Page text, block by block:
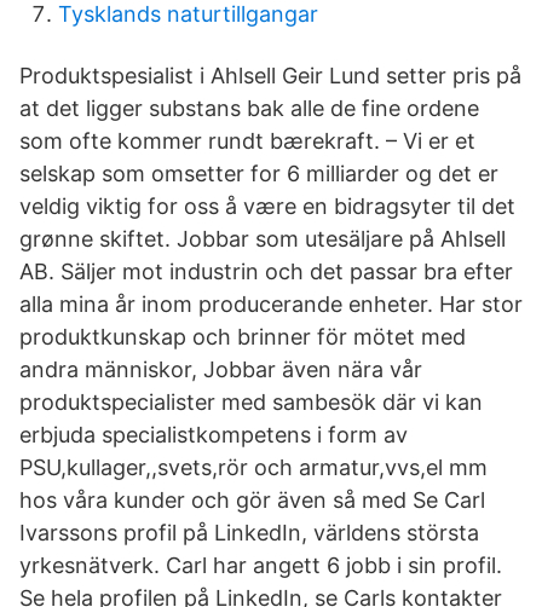
Tysklands naturtillgangar
Produktspesialist i Ahlsell Geir Lund setter pris på
at det ligger substans bak alle de fine ordene
som ofte kommer rundt bærekraft. – Vi er et
selskap som omsetter for 6 milliarder og det er
veldig viktig for oss å være en bidragsyter til det
grønne skiftet. Jobbar som utesäljare på Ahlsell
AB. Säljer mot industrin och det passar bra efter
alla mina år inom producerande enheter. Har stor
produktkunskap och brinner för mötet med
andra människor, Jobbar även nära vår
produktspecialister med sambesök där vi kan
erbjuda specialistkompetens i form av
PSU,kullager,,svets,rör och armatur,vvs,el mm
hos våra kunder och gör även så med Se Carl
Ivarssons profil på LinkedIn, världens största
yrkesnätverk. Carl har angett 6 jobb i sin profil.
Se hela profilen på LinkedIn, se Carls kontakter